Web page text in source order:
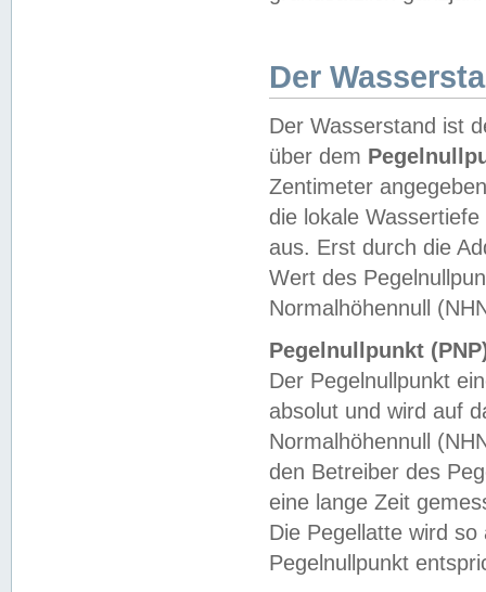
Der
Der Wasserstand ist
über dem
Zentimeter
die lokale
aus. Erst durch die
Wert des
Normalhöhennull
Pegelnullpunkt
Der Pegelnullpunkt
absolut und wird auf
Normalhöhennull
den Betreiber des
eine lange Zeit
Die Pegellatte wird
Pegelnullpunkt